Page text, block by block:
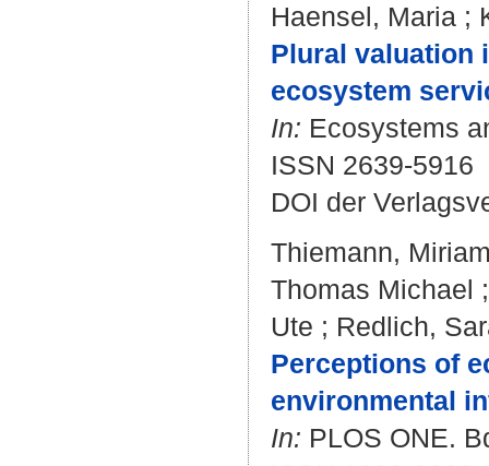
Haensel, Maria ;
Plural valuation
ecosystem
In: Ecosystems
ISSN 2639-5916
DOI der
Thiemann,
Thomas Michael
Ute ; Redlich,
Perceptions of
environmental
In: PLOS ONE.